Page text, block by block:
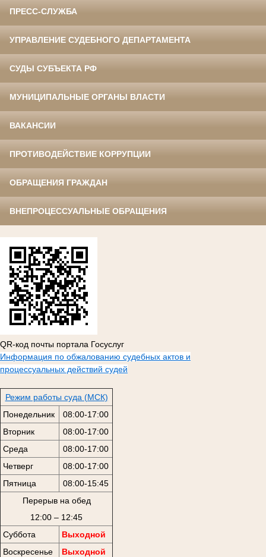
ПРЕСС-СЛУЖБА
УПРАВЛЕНИЕ СУДЕБНОГО ДЕПАРТАМЕНТА
СУДЫ СУБЪЕКТА РФ
МУНИЦИПАЛЬНЫЕ ОРГАНЫ ВЛАСТИ
ВАКАНСИИ
ПРОТИВОДЕЙСТВИЕ КОРРУПЦИИ
ОБРАЩЕНИЯ ГРАЖДАН
ВНЕПРОЦЕССУАЛЬНЫЕ ОБРАЩЕНИЯ
QR-код почты портала Госуслуг
Информация по обжалованию судебных актов и
процессуальных действий судей
Режим работы суда (МСК)
Понедельник
08:00-17:00
Вторник
08:00-17:00
Среда
08:00-17:00
Четверг
08:00-17:00
Пятница
08:00-15:45
Перерыв на обед
12:00 – 12:45
Суббота
Выходной
Воскресенье
Выходной